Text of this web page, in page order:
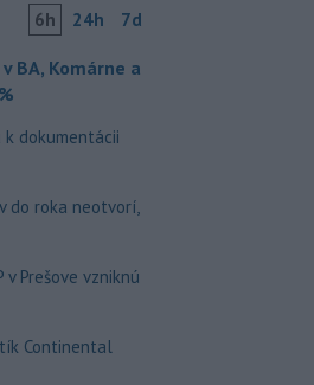
6h 24h 7d
BA, Komárne a
k dokumentácii
do roka neotvorí,
Prešove vzniknú
Continental